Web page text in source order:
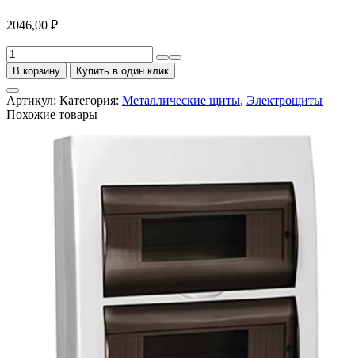
2046,00 ₽
Количество
товара
Щит
ЩУН-1х12-
2
СЭ1
В корзину Купить в один клик
Артикул: Категория: Металлические щиты, Электрощиты
Похожие товары